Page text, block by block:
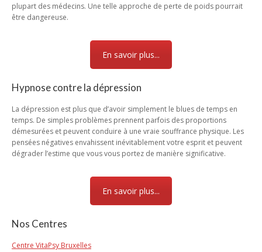
plupart des médecins. Une telle approche de perte de poids pourrait
être dangereuse.
En savoir plus...
Hypnose contre la dépression
La dépression est plus que d’avoir simplement le blues de temps en
temps. De simples problèmes prennent parfois des proportions
démesurées et peuvent conduire à une vraie souffrance physique. Les
pensées négatives envahissent inévitablement votre esprit et peuvent
dégrader l’estime que vous vous portez de manière significative.
En savoir plus...
Nos Centres
Centre VitaPsy Bruxelles